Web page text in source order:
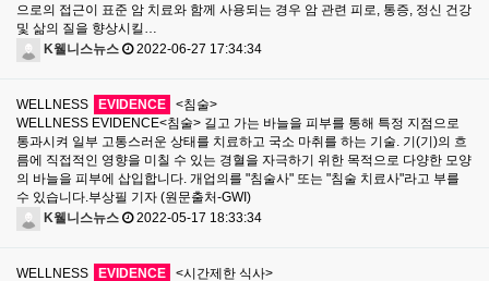
으로의 접근이 표준 암 치료와 함께 사용되는 경우 암 관련 피로, 통증, 정신 건강
및 삶의 질을 향상시킬…
K웰니스뉴스
2022-06-27 17:34:34
WELLNESS EVIDENCE
<침술>
WELLNESS EVIDENCE<침술> 길고 가는 바늘을 피부를 통해 특정 지점으로
통과시켜 일부 고통스러운 상태를 치료하고 국소 마취를 하는 기술. 기(기)의 흐
름에 직접적인 영향을 미칠 수 있는 경혈을 자극하기 위한 목적으로 다양한 모양
의 바늘을 피부에 삽입합니다. 개업의를 "침술사" 또는 "침술 치료사"라고 부를
수 있습니다.부상필 기자 (원문출처-GWI)
K웰니스뉴스
2022-05-17 18:33:34
WELLNESS EVIDENCE
<시간제한 식사>